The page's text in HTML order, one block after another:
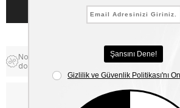
Notify me when the price goes
down
WhatsApp’tan Bilgi Al